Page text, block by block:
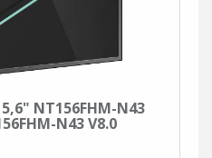
NT156FHM-N43
N43 V8.0